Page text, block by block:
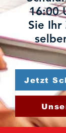
16:00
Sie
Jetzt